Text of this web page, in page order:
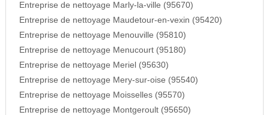
Entreprise de nettoyage Marly-la-ville (95670)
Entreprise de nettoyage Maudetour-en-vexin (95420)
Entreprise de nettoyage Menouville (95810)
Entreprise de nettoyage Menucourt (95180)
Entreprise de nettoyage Meriel (95630)
Entreprise de nettoyage Mery-sur-oise (95540)
Entreprise de nettoyage Moisselles (95570)
Entreprise de nettoyage Montgeroult (95650)